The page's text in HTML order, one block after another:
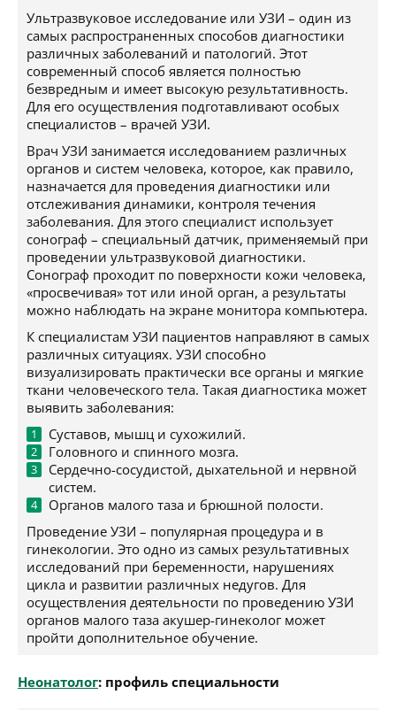
Ультразвуковое исследование или УЗИ – один из
самых распространенных способов диагностики
различных заболеваний и патологий. Этот
современный способ является полностью
безвредным и имеет высокую результативность.
Для его осуществления подготавливают особых
специалистов – врачей УЗИ.
Врач УЗИ занимается исследованием различных
органов и систем человека, которое, как правило,
назначается для проведения диагностики или
отслеживания динамики, контроля течения
заболевания. Для этого специалист использует
сонограф – специальный датчик, применяемый при
проведении ультразвуковой диагностики.
Сонограф проходит по поверхности кожи человека,
«просвечивая» тот или иной орган, а результаты
можно наблюдать на экране монитора компьютера.
К специалистам УЗИ пациентов направляют в самых
различных ситуациях. УЗИ способно
визуализировать практически все органы и мягкие
ткани человеческого тела. Такая диагностика может
выявить заболевания:
Суставов, мышц и сухожилий.
Головного и спинного мозга.
Сердечно-сосудистой, дыхательной и нервной
систем.
Органов малого таза и брюшной полости.
Проведение УЗИ – популярная процедура и в
гинекологии. Это одно из самых результативных
исследований при беременности, нарушениях
цикла и развитии различных недугов. Для
осуществления деятельности по проведению УЗИ
органов малого таза акушер-гинеколог может
пройти дополнительное обучение.
Неонатолог: профиль специальности